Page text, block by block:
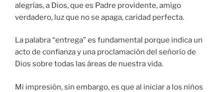
alegrías, a Dios, que es Padre providente, amigo
verdadero, luz que no se apaga, caridad perfecta.
La palabra “entrega” es fundamental porque indica un
acto de confianza y una proclamación del señorío de
Dios sobre todas las áreas de nuestra vida.
Mi impresión, sin embargo, es que al iniciar a los niños